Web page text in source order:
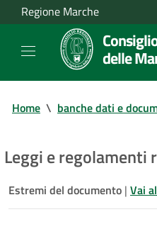
Regione Marche
delle
Home \ banche dati e
Leggi e regolamenti
Estremi del documento | Vai